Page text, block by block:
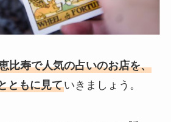
比寿で人気の占いのお店を、
ともに見ていきましょう。